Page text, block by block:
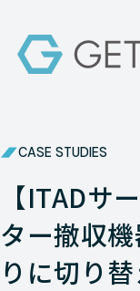
CASE STUDIES
【ITADサ
ター撤収
りに切り